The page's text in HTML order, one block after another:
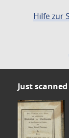
Hilfe zur
Just scanned